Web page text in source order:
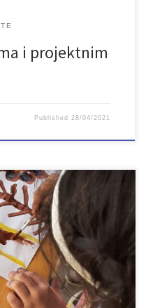
i projektnim
Published 28/04/2021
maja 2021. godine
podršku Fondacije
„Pustite me da budem
kvaliteta života djece i
prihvatnim centrima